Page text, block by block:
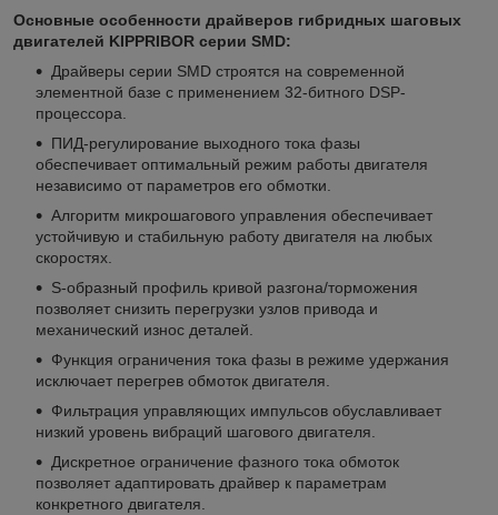
Основные особенности драйверов гибридных шаговых
двигателей KIPPRIBOR серии SMD:
Драйверы серии SMD строятся на современной
элементной базе с применением 32-битного DSP-
процессора.
ПИД-регулирование выходного тока фазы
обеспечивает оптимальный режим работы двигателя
независимо от параметров его обмотки.
Алгоритм микрошагового управления обеспечивает
устойчивую и стабильную работу двигателя на любых
скоростях.
S-образный профиль кривой разгона/торможения
позволяет снизить перегрузки узлов привода и
механический износ деталей.
Функция ограничения тока фазы в режиме удержания
исключает перегрев обмоток двигателя.
Фильтрация управляющих импульсов обуславливает
низкий уровень вибраций шагового двигателя.
Дискретное ограничение фазного тока обмоток
позволяет адаптировать драйвер к параметрам
конкретного двигателя.